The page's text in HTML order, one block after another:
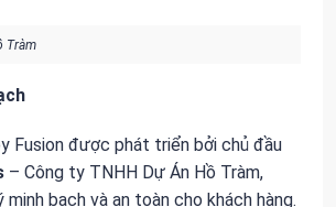
Tràm
Fusion được phát triển bởi chủ đầu
– Công ty TNHH Dự Án Hồ Tràm,
minh bạch và an toàn cho khách hàng.